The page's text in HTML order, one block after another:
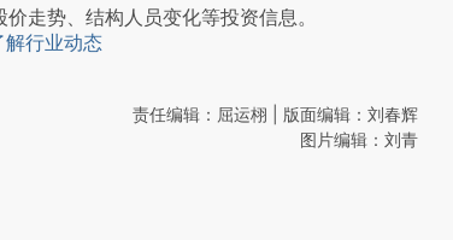
价走势、结构人员变化等投资信息。
解行业动态
责任编辑：屈运栩 | 版面编辑：刘春辉
图片编辑：刘青